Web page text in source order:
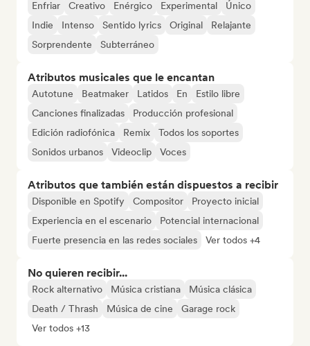
Enfriar Creativo Enérgico Experimental
Único
Indie
Intenso Sentido lyrics Original
Relajante
Sorprendente
Subterráneo
Atributos musicales que le encantan
Autotune Beatmaker Latidos En
Estilo libre
Canciones finalizadas
Producción profesional
Edición radiofónica
Remix
Todos los soportes
Sonidos urbanos
Videoclip Voces
Atributos que también están dispuestos a recibir
Disponible en Spotify Compositor
Proyecto inicial
Experiencia en el escenario
Potencial internacional
Fuerte presencia en las redes sociales
Ver todos +4
No quieren recibir...
Rock alternativo Música cristiana
Música clásica
Death / Thrash
Música de cine
Garage rock
Ver todos +13